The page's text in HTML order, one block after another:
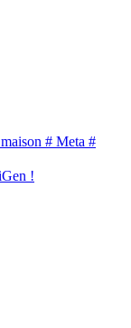
# Meta #
!